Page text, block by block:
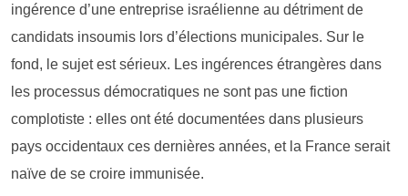
ingérence d’une entreprise israélienne au détriment de
candidats insoumis lors d’élections municipales. Sur le
fond, le sujet est sérieux. Les ingérences étrangères dans
les processus démocratiques ne sont pas une fiction
complotiste : elles ont été documentées dans plusieurs
pays occidentaux ces dernières années, et la France serait
naïve de se croire immunisée.